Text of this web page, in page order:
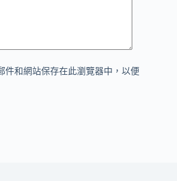
件和網站保存在此瀏覽器中，以便